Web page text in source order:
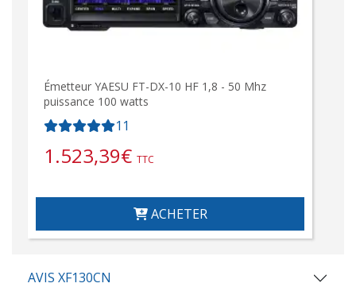
Émetteur YAESU FT-DX-10 HF 1,8 - 50 Mhz
puissance 100 watts
11
1.523,39€ TTC
ACHETER
AVIS XF130CN